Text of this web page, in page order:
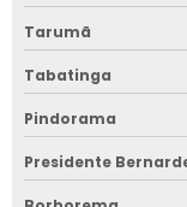
Tarumã
Tabatinga
Pindorama
Presidente